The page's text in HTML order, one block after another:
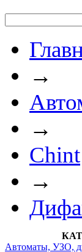
→
→
Chint
→
Автоматы, УЗО,